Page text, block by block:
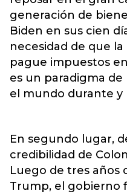
generación de
Biden en sus cien
necesidad de que la
pague impuestos
es un paradigma
el mundo durante y
En segundo lugar,
credibilidad de
Luego de tres años
Trump, el gobierno